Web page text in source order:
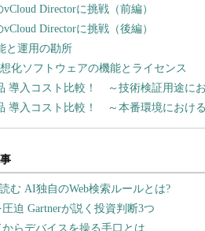
Directorに挑戦（前編）
Directorに挑戦（後編）
と運用の勘所
化ソフトウェアの機能とライセンス
導入コスト比較！ ～技術検証用途に
導入コスト比較！ ～本番環境におけ